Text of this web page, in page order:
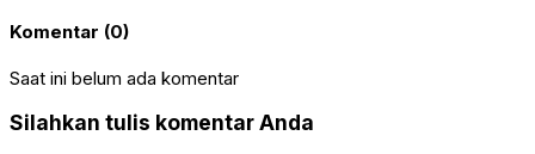
Komentar (0)
Saat ini belum ada komentar
Silahkan tulis komentar Anda